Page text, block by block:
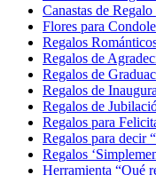
Canastas de
Flores para
Regalos
Regalos de
Regalos de
Regalos de
Regalos de
Regalos para
Regalos para decir
Regalos
Herramienta “Qué